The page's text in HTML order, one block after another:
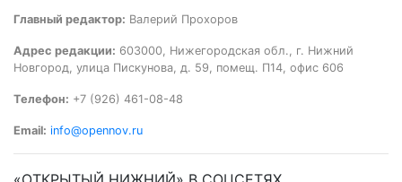
Главный редактор: Валерий Прохоров
Адрес редакции: 603000, Нижегородская обл., г. Нижний
Новгород, улица Пискунова, д. 59, помещ. П14, офис 606
Телефон: +7 (926) 461-08-48
Email: info@opennov.ru